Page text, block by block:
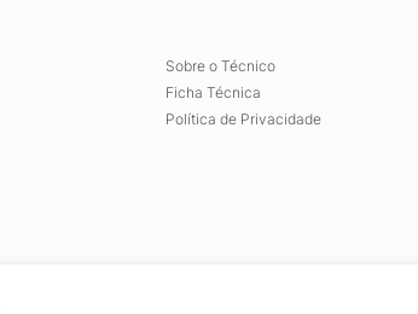
Sobre o Técnico
Ficha Técnica
Política de Privacidade